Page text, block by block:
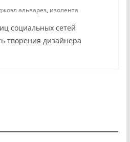
альварез, изолента
социальных сетей
творения дизайнера